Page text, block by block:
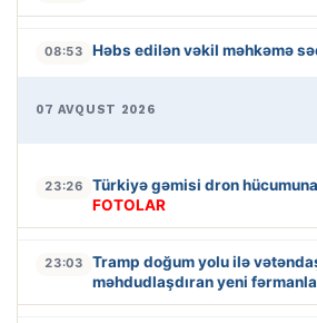
08:53 Həbs edilən vəkil məhkəmə
07 AVQUST 2026
23:26 Türkiyə gəmisi dron
FOTOLAR
23:03
Tramp doğum yolu ilə
məhdudlaşdıran yeni